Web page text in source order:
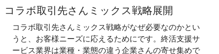
コラボ取引先さんミックス戦略展開
コラボ取引先さんミックス戦略がなぜ必要なのかとい
うと、お客様ニーズに応えるためにです。終活支援サ
ービス業界は業種・業態の違う企業さんの寄せ集めで